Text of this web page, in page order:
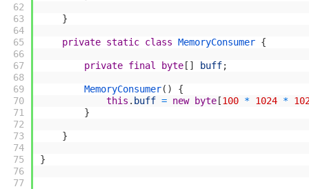
62
63
64
65
66
67
68
69
70
71
72
73
74
75
76
77
}
private static class MemoryConsumer {
private final byte [ ] buff;
MemoryConsumer( )
{
this . buff = new byte [100 * 1024 *
}
}
}